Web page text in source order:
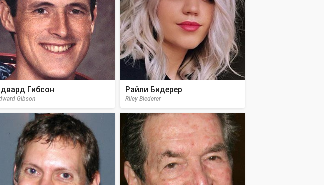
Гибсон
Gibson
Райли Бидерер
Riley Biederer